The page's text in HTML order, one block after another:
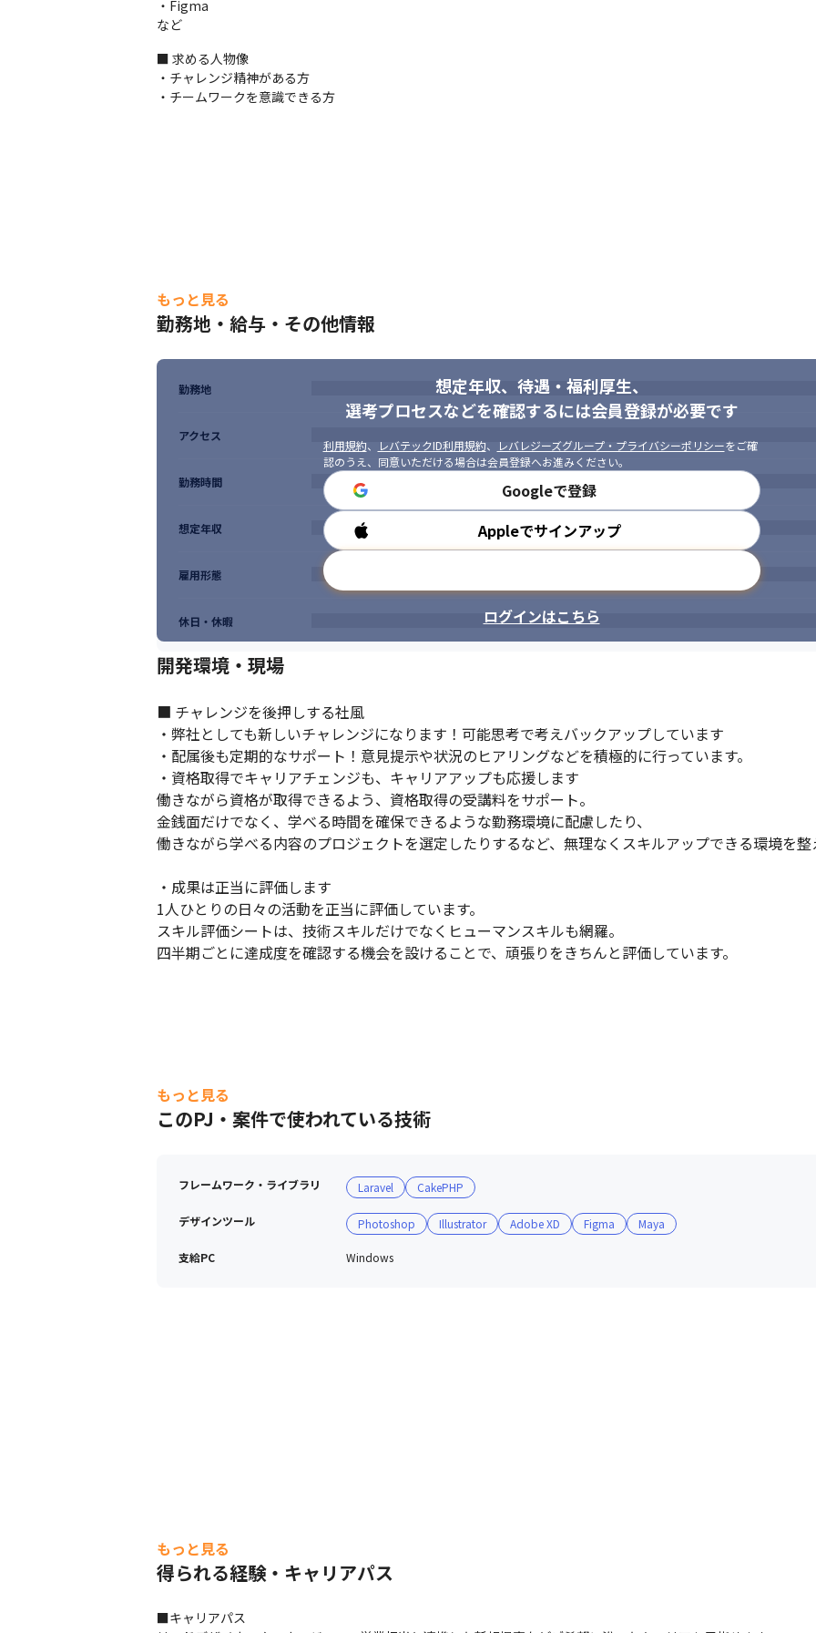
・Figma
など
■ 求める人物像
・チャレンジ精神がある方
・チームワークを意識できる方
もっと見る
勤務地・給与・その他情報
想定年収、待遇・福利厚生、
選考プロセスなどを確認するには会員登録が必要です
利用規約、 レバテックID利用規約、 レバレジーズグループ・プライバシーポリシーをご確
認のうえ、同意いただける場合は会員登録へお進みください。
Googleで登録
Appleでサインアップ
ログインはこちら
勤務地
アクセス
勤務時間
想定年収
雇用形態
休日・休暇
開発環境・現場
■ チャレンジを後押しする社風
・弊社としても新しいチャレンジになります！可能思考で考えバックアップしています
・配属後も定期的なサポート！意見提示や状況のヒアリングなどを積極的に行っています。
・資格取得でキャリアチェンジも、キャリアアップも応援します
働きながら資格が取得できるよう、資格取得の受講料をサポート。
金銭面だけでなく、学べる時間を確保できるような勤務環境に配慮したり、
働きながら学べる内容のプロジェクトを選定したりするなど、無理なくスキルアップできる環境を整
・成果は正当に評価します
1人ひとりの日々の活動を正当に評価しています。
スキル評価シートは、技術スキルだけでなくヒューマンスキルも網羅。
四半期ごとに達成度を確認する機会を設けることで、頑張りをきちんと評価しています。
もっと見る
このPJ・案件で使われている技術
フレームワーク・ライブラリ Laravel CakePHP
デザインツール Photoshop Illustrator Adobe XD Figma Maya
支給PC Windows
もっと見る
得られる経験・キャリアパス
■キャリアパス